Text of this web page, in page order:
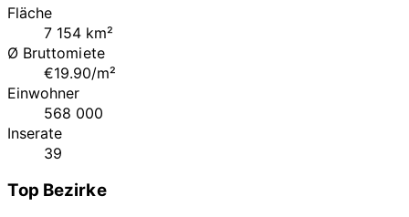
Fläche
7 154 km²
Ø Bruttomiete
€19.90/m²
Einwohner
568 000
Inserate
39
Top Bezirke